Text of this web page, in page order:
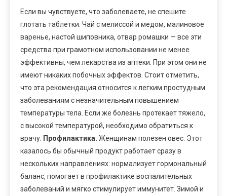
Если вы чувствуете, что заболеваете, не спешите
глотать таблетки. Чай с мелиссой и медом, малиновое
варенье, настой шиповника, отвар ромашки — все эти
средства при грамотном использовании не менее
эффективны, чем лекарства из аптеки. При этом они не
имеют никаких побочных эффектов. Стоит отметить,
что эта рекомендация относится к легким простудным
заболеваниям с незначительным повышением
температуры тела. Если же болезнь протекает тяжело,
с высокой температурой, необходимо обратиться к
врачу. Профилактика. Женщинам полезен овес. Этот
казалось бы обычный продукт работает сразу в
нескольких направлениях: нормализует гормональный
баланс, помогает в профилактике воспалительных
заболеваний и мягко стимулирует иммунитет. Зимой и